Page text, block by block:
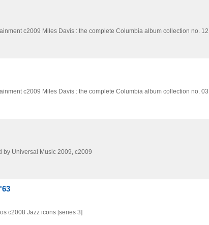
c2009 Miles Davis : the complete Columbia album collection no. 12
c2009 Miles Davis : the complete Columbia album collection no. 03
by Universal Music 2009, c2009
c2008 Jazz icons [series 3]